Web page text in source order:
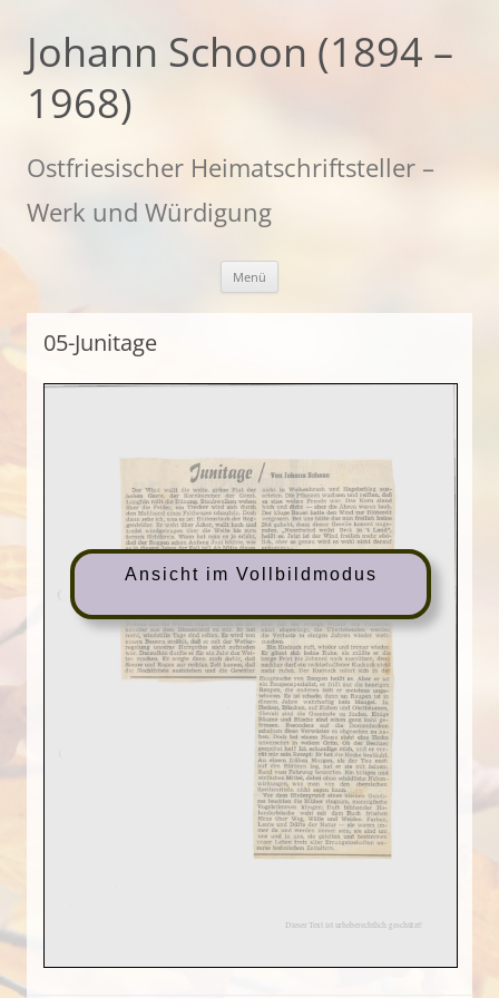
springen
Johann Schoon (1894 –
1968)
Ostfriesischer Heimatschriftsteller –
Werk und Würdigung
Menü
05-Junitage
Ansicht im Vollbildmodus